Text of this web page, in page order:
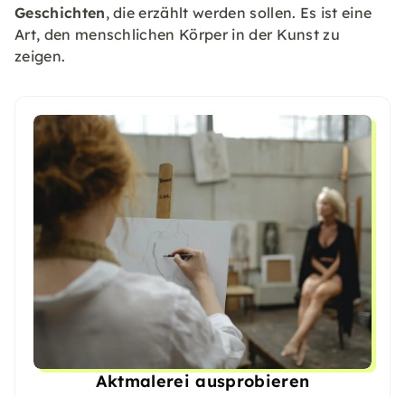
Geschichten, die erzählt werden sollen. Es ist eine
Art, den menschlichen Körper in der Kunst zu
zeigen.
Aktmalerei ausprobieren